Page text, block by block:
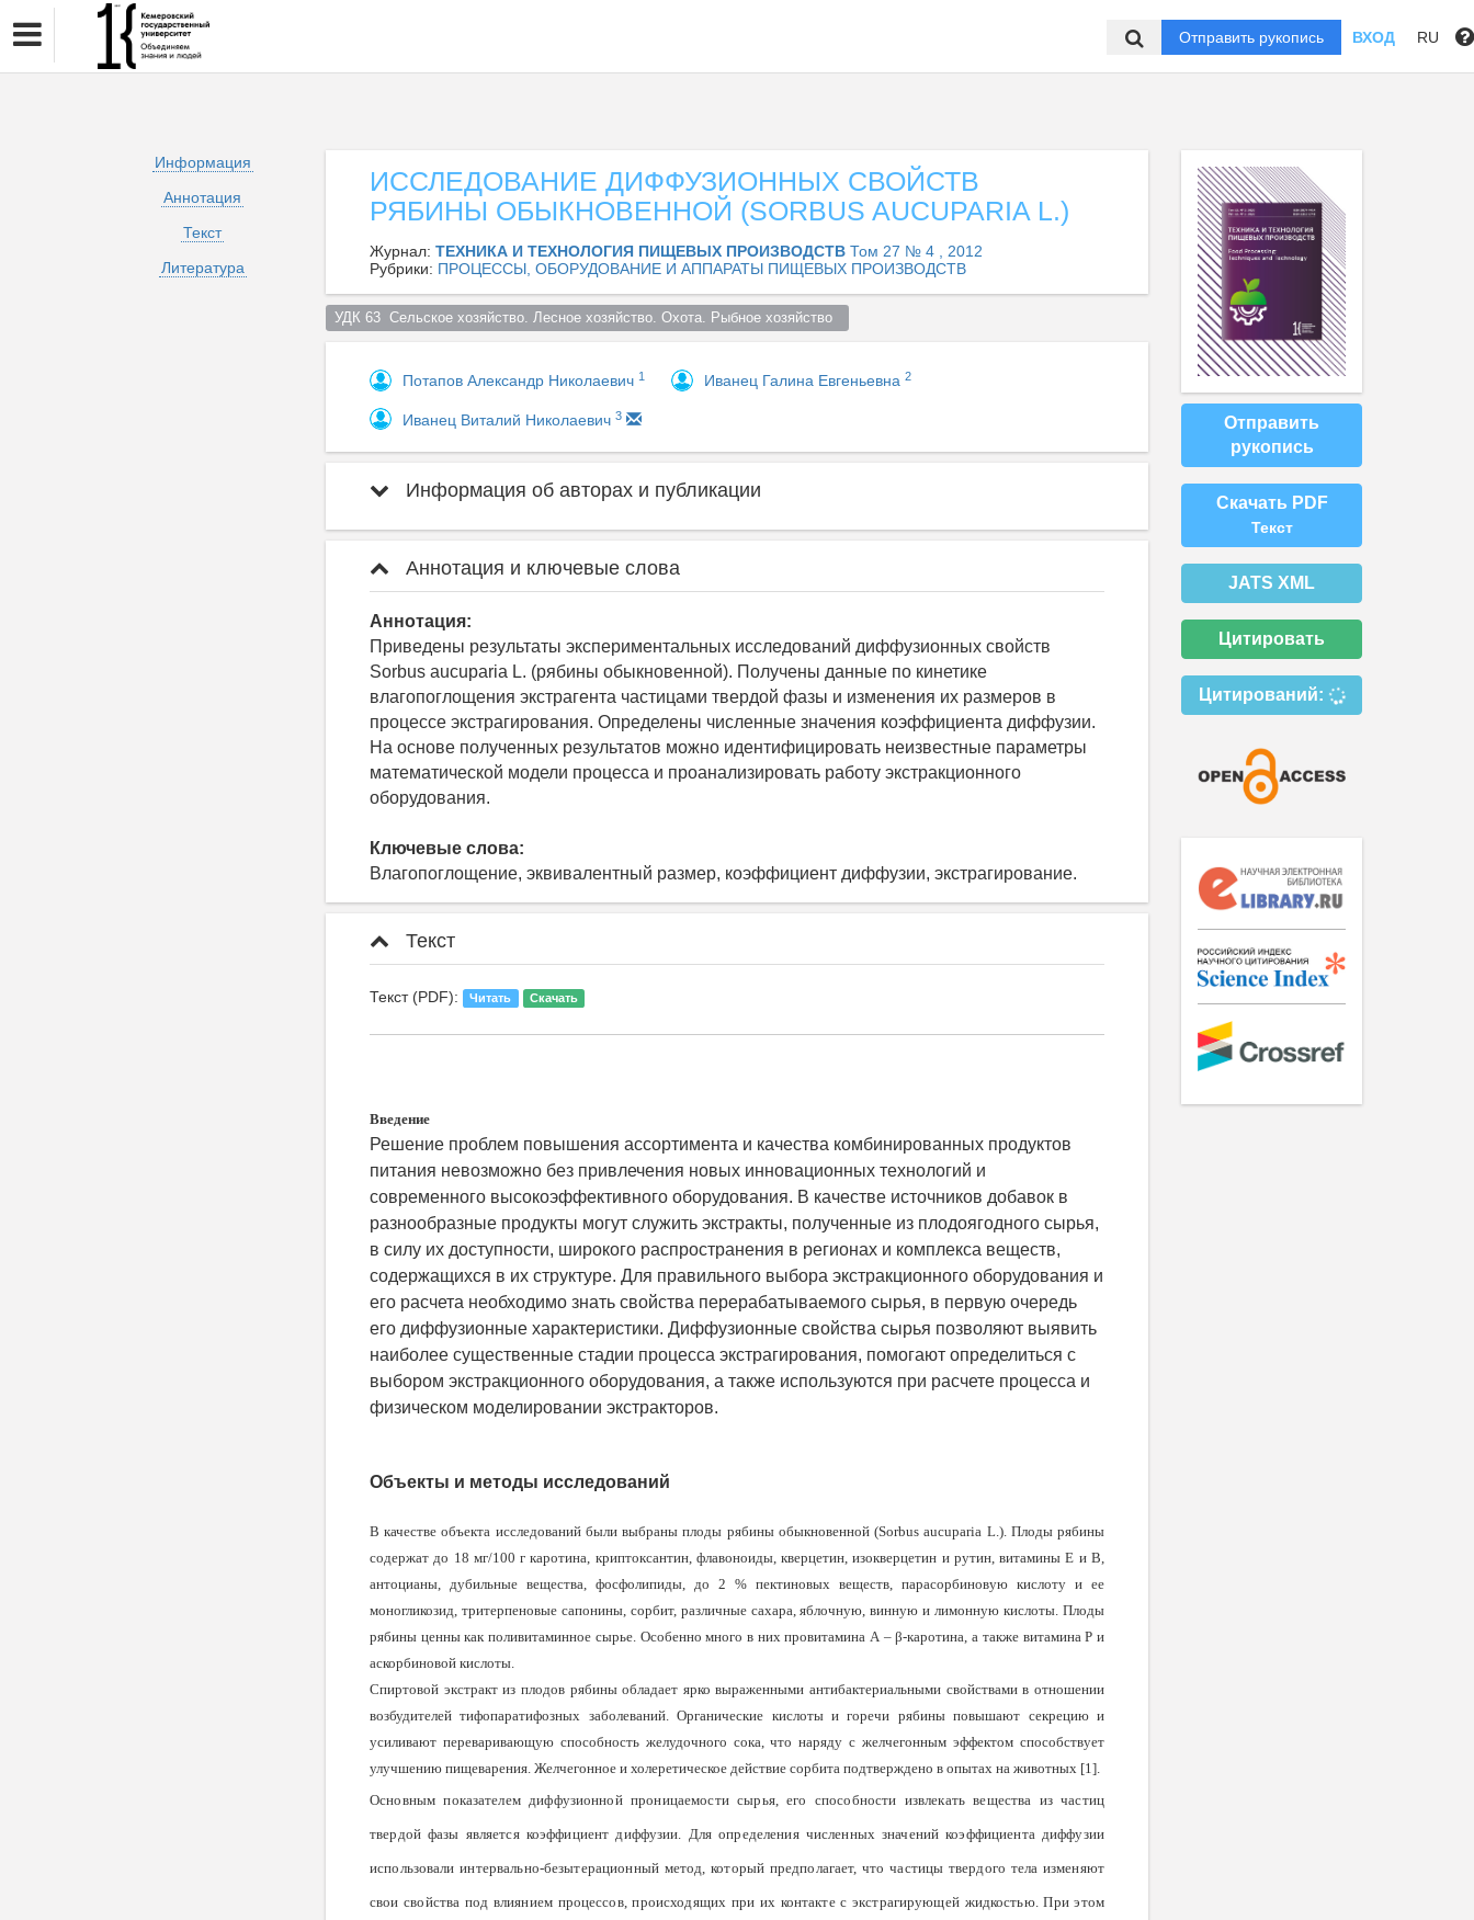
Отправить рукопись ВХОД RU
Информация
Аннотация
Текст
Литература
ИССЛЕДОВАНИЕ ДИФФУЗИОННЫХ СВОЙСТВ
РЯБИНЫ ОБЫКНОВЕННОЙ (SORBUS AUCUPARIA L.)
Журнал: ТЕХНИКА И ТЕХНОЛОГИЯ ПИЩЕВЫХ ПРОИЗВОДСТВ Том 27 № 4 , 2012
Рубрики: ПРОЦЕССЫ, ОБОРУДОВАНИЕ И АППАРАТЫ ПИЩЕВЫХ ПРОИЗВОДСТВ
УДК 63  Сельское хозяйство. Лесное хозяйство. Охота. Рыбное хозяйство
Потапов Александр Николаевич 1 Иванец Галина Евгеньевна 2
Иванец Виталий Николаевич 3
Информация об авторах и публикации
Аннотация и ключевые слова
Аннотация:
Приведены результаты экспериментальных исследований диффузионных свойств
Sorbus aucuparia L. (рябины обыкновенной). Получены данные по кинетике
влагопоглощения экстрагента частицами твердой фазы и изменения их размеров в
процессе экстрагирования. Определены численные значения коэффициента диффузии.
На основе полученных результатов можно идентифицировать неизвестные параметры
математической модели процесса и проанализировать работу экстракционного
оборудования.
Ключевые слова:
Влагопоглощение, эквивалентный размер, коэффициент диффузии, экстрагирование.
Текст
Текст (PDF): Читать Скачать
Введение
Решение проблем повышения ассортимента и ка­чества комбинированных продуктов
питания невоз­можно без привлечения новых инновационных тех­нологий и
современного высокоэффективного обо­рудования. В качестве источников добавок в
разно­образные продукты могут служить экстракты, полу­ченные из плодоягодного сырья,
в силу их доступно­сти, широкого распространения в регионах и ком­плекса веществ,
содержащихся в их структуре. Для правильного выбора экстракционного оборудования и
его расчета необходимо знать свойства перераба­тываемого сырья, в первую очередь
его диффузион­ные характеристики. Диффузионные свойства сырья позволяют выявить
наиболее существенные стадии процесса экстрагирования, помогают определиться с
выбором экстракционного оборудования, а также используются при расчете процесса и
физическом моделировании экстракторов.
Объекты и методы исследований
В качестве объекта исследований были выбраны плоды рябины обыкновенной (Sorbus aucuparia L.). Плоды рябины
содержат до 18 мг/100 г каротина, криптоксантин, флавоноиды, кверцетин, изокверце­тин и рутин, витамины Е и В,
антоцианы, дубильные вещества, фосфолипиды, до 2 % пектиновых ве­ществ, парасорбиновую кислоту и ее
моногликозид, тритерпеновые сапонины, сорбит, различные сахара, яблочную, винную и лимонную кислоты. Плоды
ря­бины ценны как поливитаминное сырье. Особенно много в них провитамина А – β-каротина, а также витамина Р и
аскорбиновой кислоты.
Спиртовой экстракт из плодов рябины обладает ярко выраженными антибактериальными свойствами в отношении
возбудителей тифопаратифозных забо­леваний. Органические кислоты и горечи рябины по­вышают секрецию и
усиливают переваривающую способность желудочного сока, что наряду с желче­гонным эффектом способствует
улучшению пищева­рения. Желчегонное и холеретическое действие сор­бита подтверждено в опытах на животных [1].
Основным показателем диффузионной прони­цаемости сырья, его способности извлекать вещества из частиц
твердой фазы является коэффициент диф­фузии. Для определения численных значений коэф­фициента диффузии
использовали интервально-бе­зытерационный метод, который предполагает, что частицы твердого тела изменяют
свои свойства под влиянием процессов, происходящих при их контакте с экстрагирующей жидкостью. При этом
Отправить
рукопись
Скачать PDF
Текст
JATS XML
Цитировать
Цитирований: